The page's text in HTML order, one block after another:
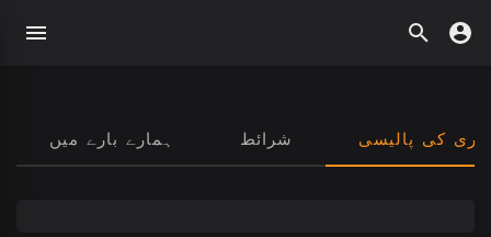
ہمارے بارے میں شرائط کی پالیسی